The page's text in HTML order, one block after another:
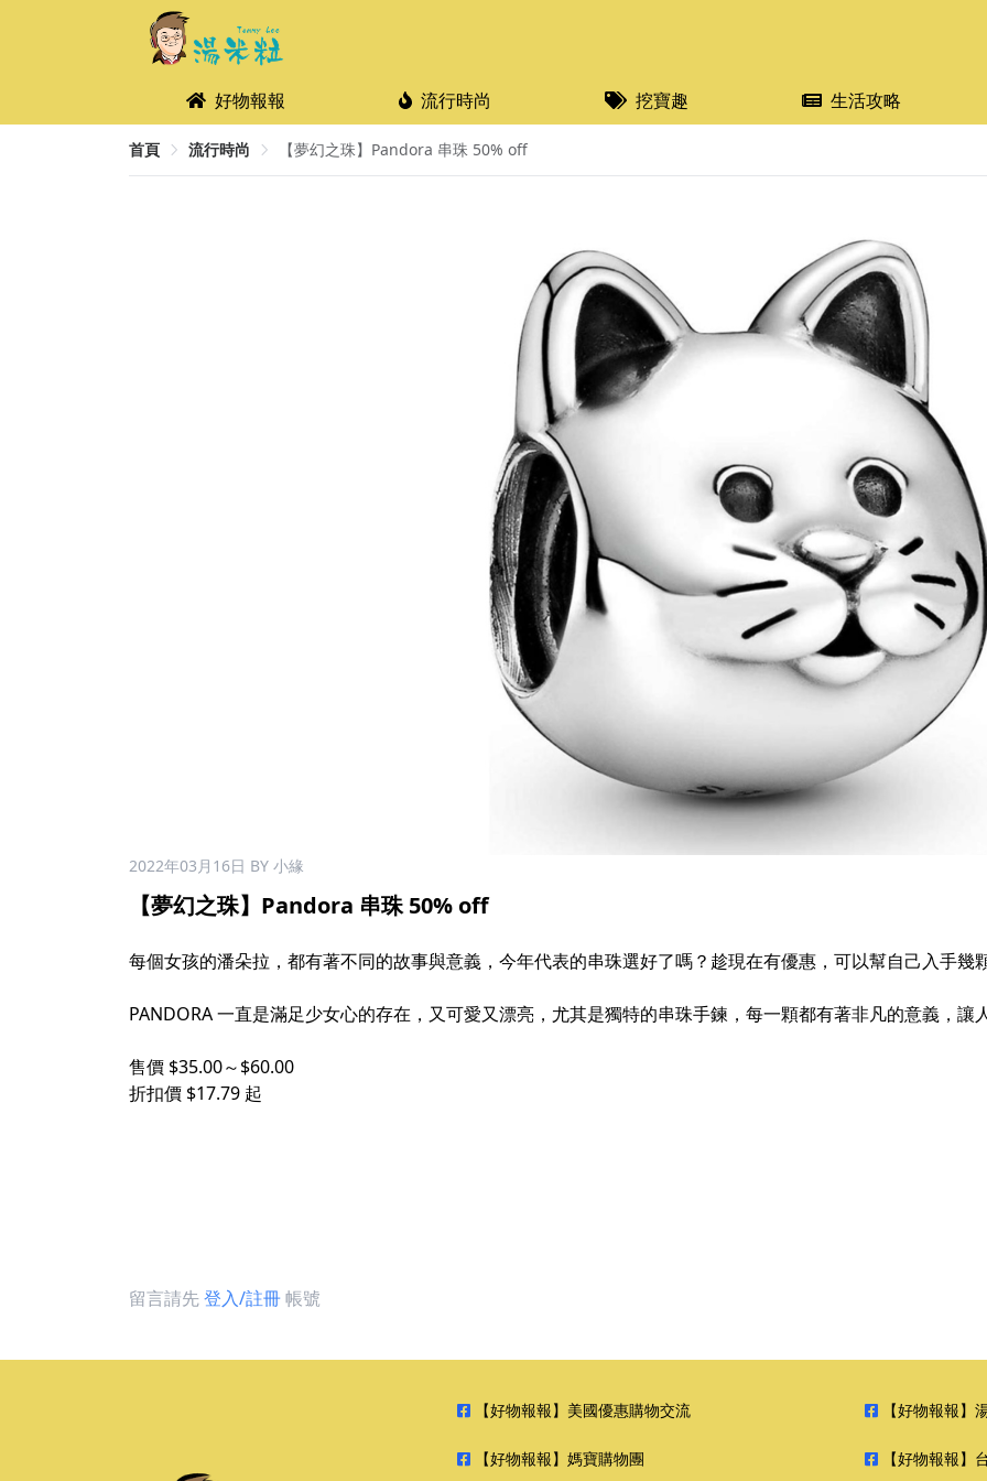
好物報報 流行時尚 挖寶趣 生活攻略
首頁 流行時尚 【夢幻之珠】Pandora 串珠 50% off
2022年03月16日 BY 小緣
【夢幻之珠】Pandora 串珠 50% off
每個女孩的潘朵拉，都有著不同的故事與意義，今年代表的串珠選好了嗎？趁現在有優惠，可以幫自己入手幾
PANDORA 一直是滿足少女心的存在，又可愛又漂亮，尤其是獨特的串珠手鍊，每一顆都有著非凡的意義，
售價 $35.00～$60.00
折扣價 $17.79 起
留言請先登入/註冊帳號
【好物報報】美國優惠購物交流 【好物報報】
【好物報報】媽寶購物團 【好物報報】